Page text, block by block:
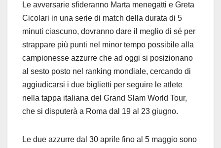
Le avversarie sfideranno Marta menegatti e Greta
Cicolari in una serie di match della durata di 5
minuti ciascuno, dovranno dare il meglio di sé per
strappare più punti nel minor tempo possibile alla
campionesse azzurre che ad oggi si posizionano
al sesto posto nel ranking mondiale, cercando di
aggiudicarsi i due biglietti per seguire le atlete
nella tappa italiana del Grand Slam World Tour,
che si disputerà a Roma dal 19 al 23 giugno.
Le due azzurre dal 30 aprile fino al 5 maggio sono